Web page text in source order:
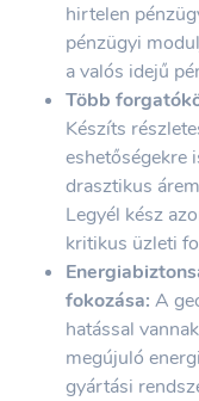
hirtelen
pénzügyi
a valós idejű
Több
Készíts
eshetőségekre
drasztikus
Legyél kész
kritikus üzleti
fokozása: A
hatással
megújuló
gyártási